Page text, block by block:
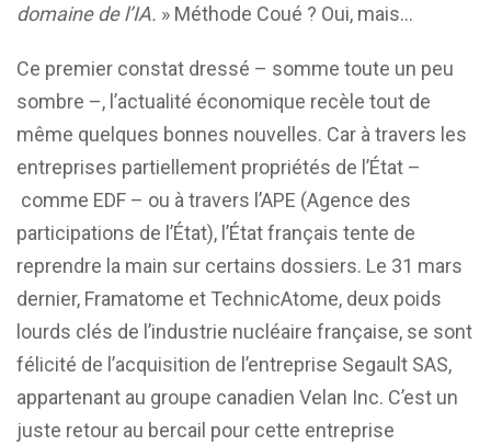
domaine de l’IA. » Méthode Coué ? Oui, mais…
Ce premier constat dressé – somme toute un peu
sombre –, l’actualité économique recèle tout de
même quelques bonnes nouvelles. Car à travers les
entreprises partiellement propriétés de l’État –
comme EDF – ou à travers l’APE (Agence des
participations de l’État), l’État français tente de
reprendre la main sur certains dossiers. Le 31 mars
dernier, Framatome et TechnicAtome, deux poids
lourds clés de l’industrie nucléaire française, se sont
félicité de l’acquisition de l’entreprise Segault SAS,
appartenant au groupe canadien Velan Inc. C’est un
juste retour au bercail pour cette entreprise